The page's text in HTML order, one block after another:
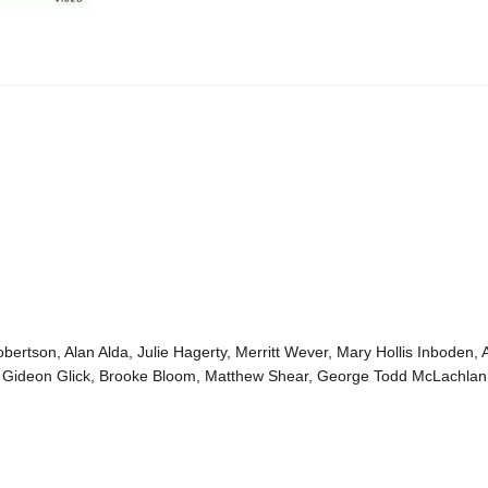
Alan Alda, Julie Hagerty, Merritt Wever, Mary Hollis
Glick, Brooke Bloom, Matthew Shear, George Todd